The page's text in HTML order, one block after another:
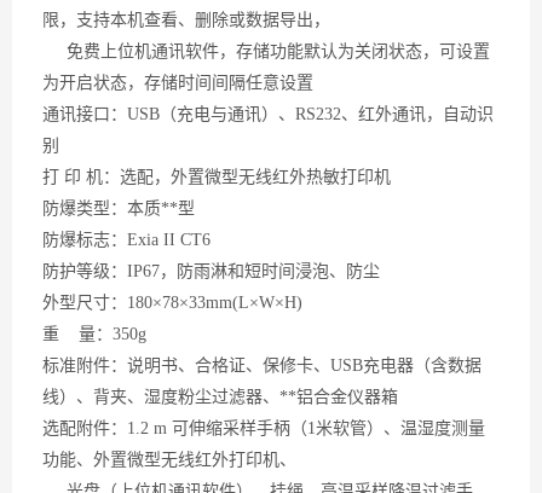
限，支持本机查看、删除或数据导出，
免费上位机通讯软件，存储功能默认为关闭状态，可设置
为开启状态，存储时间间隔任意设置
通讯接口： USB（充电与通讯）、RS232、红外通讯，自动识
别
打
印 机：选配，外置微型无线红外热敏打印机
防爆类型：本质**型
防爆标志： Exia II CT6
防护等级： IP67，防雨淋和短时间浸泡、防尘
外型尺寸： 180×78×33mm(L×W×H)
重 量：350g
标准附件：说明书、合格证、保修卡、 USB充电器（含数据
线）、背夹、湿度粉尘过滤器、**铝合金仪器箱
选配附件： 1.2 m 可伸缩采样手柄（1米软管）、温湿度测量
功能、外置微型无线红外打印机、